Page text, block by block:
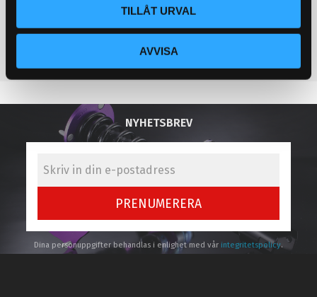
TILLÅT URVAL
AVVISA
Lägg till i favoriter
NYHETSBREV
PRENUMERERA
Dina personuppgifter behandlas i enlighet med vår integritetspolicy.